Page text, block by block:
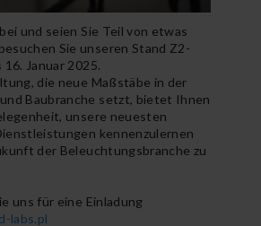
und seien Sie Teil von etwas
Sie unseren Stand Z2-
16. Januar 2025.
die neue Maßstäbe in der
Baubranche setzt, bietet Ihnen
unsere neuesten
kennenzulernen
der Beleuchtungsbranche zu
uns für eine Einladung
labs.pl